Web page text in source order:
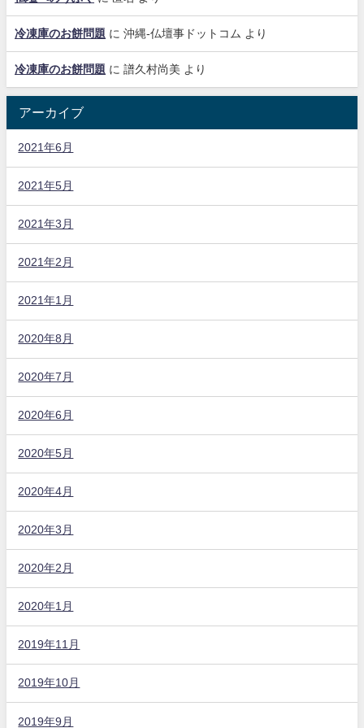
冷凍庫のお餅問題 に 沖縄-仏壇事ドットコム より
冷凍庫のお餅問題 に 譜久村尚美 より
アーカイブ
2021年6月
2021年5月
2021年3月
2021年2月
2021年1月
2020年8月
2020年7月
2020年6月
2020年5月
2020年4月
2020年3月
2020年2月
2020年1月
2019年11月
2019年10月
2019年9月